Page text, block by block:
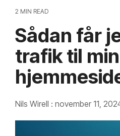
2 MIN READ
Sådan får
trafik til min
Nils Wirell : november 11,